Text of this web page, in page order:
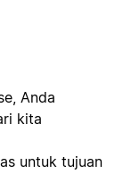
Anda
kita
untuk tujuan